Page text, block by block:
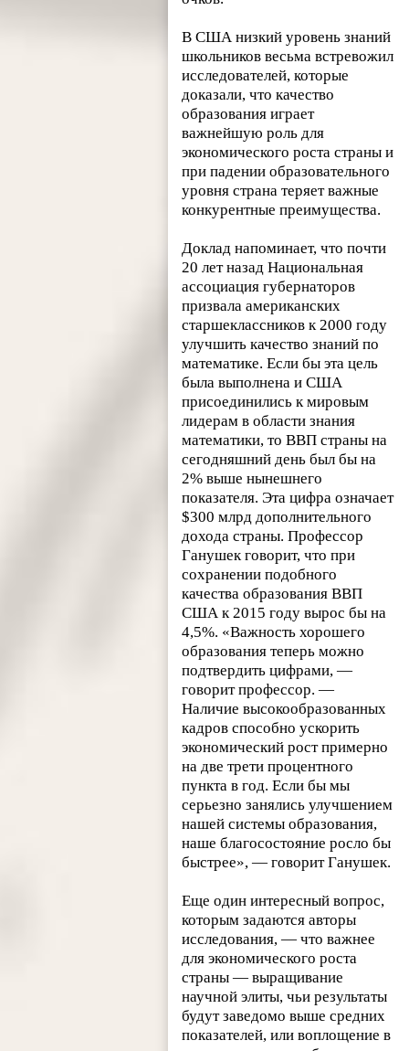
В США низкий уровень знаний
школьников весьма встревожил
исследователей, которые
доказали, что качество
образования играет
важнейшую роль для
экономического роста страны и
при падении образовательного
уровня страна теряет важные
конкурентные преимущества.
Доклад напоминает, что почти
20 лет назад Национальная
ассоциация губернаторов
призвала американских
старшеклассников к 2000 году
улучшить качество знаний по
математике. Если бы эта цель
была выполнена и США
присоединились к мировым
лидерам в области знания
математики, то ВВП страны на
сегодняшний день был бы на
2% выше нынешнего
показателя. Эта цифра означает
$300 млрд дополнительного
дохода страны. Профессор
Ганушек говорит, что при
сохранении подобного
качества образования ВВП
США к 2015 году вырос бы на
4,5%. «Важность хорошего
образования теперь можно
подтвердить цифрами, —
говорит профессор. —
Наличие высокообразованных
кадров способно ускорить
экономический рост примерно
на две трети процентного
пункта в год. Если бы мы
серьезно занялись улучшением
нашей системы образования,
наше благосостояние росло бы
быстрее», — говорит Ганушек.
Еще один интересный вопрос,
которым задаются авторы
исследования, — что важнее
для экономического роста
страны — выращивание
научной элиты, чьи результаты
будут заведомо выше средних
показателей, или воплощение в